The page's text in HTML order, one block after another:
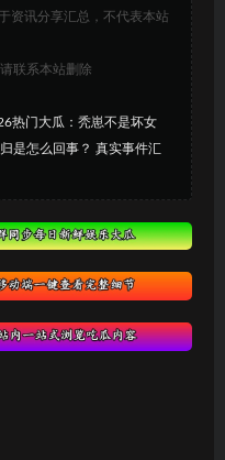
资讯分享汇总，不代表本站
联系本站删除
热门大瓜：秃崽不是坏女
是怎么回事？ 真实事件汇